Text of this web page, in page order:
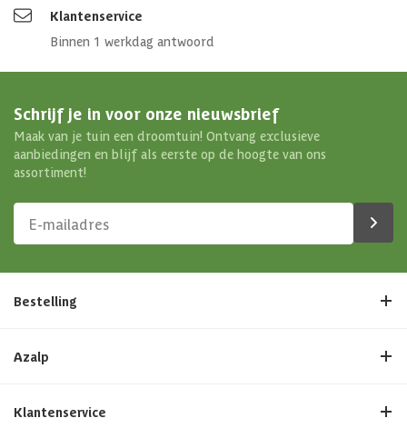
Klantenservice
Binnen 1 werkdag antwoord
Schrijf je in voor onze nieuwsbrief
Maak van je tuin een droomtuin! Ontvang exclusieve
aanbiedingen en blijf als eerste op de hoogte van ons
assortiment!
Bestelling
Azalp
Klantenservice